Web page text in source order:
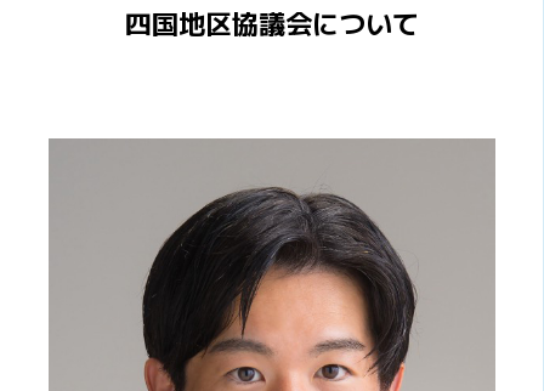
四国地区協議会について